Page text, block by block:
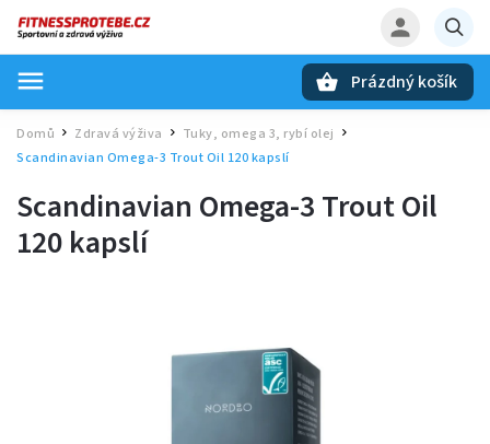
Prázdný košík
Domů / Zdravá výživa Tuky, omega 3, rybí olej
Scandinavian Omega-3 Trout Oil 120 kapslí
Scandinavian Omega-3 Trout Oil
120 kapslí